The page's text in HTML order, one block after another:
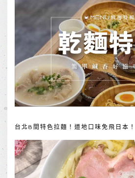
台北8間特色拉麵！道地口味免飛日本！